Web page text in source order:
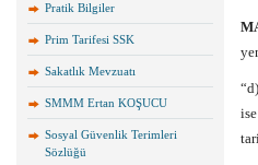
Pratik Bilgiler
Prim Tarifesi SSK
Sakatlık Mevzuatı
SMMM Ertan KOŞUCU
Sosyal Güvenlik Terimleri
Sözlüğü